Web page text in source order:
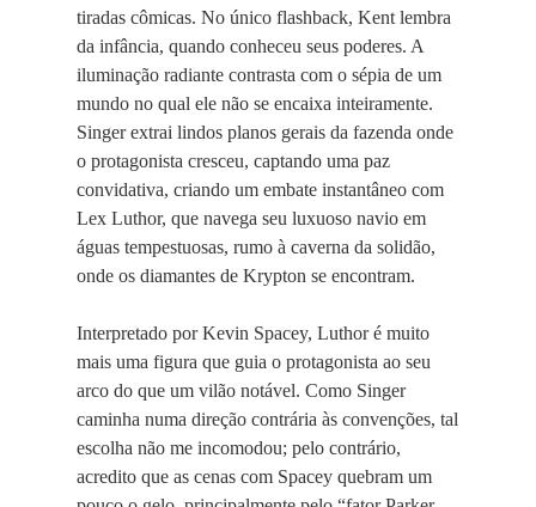
tiradas cômicas. No único flashback, Kent lembra
da infância, quando conheceu seus poderes. A
iluminação radiante contrasta com o sépia de um
mundo no qual ele não se encaixa inteiramente.
Singer extrai lindos planos gerais da fazenda onde
o protagonista cresceu, captando uma paz
convidativa, criando um embate instantâneo com
Lex Luthor, que navega seu luxuoso navio em
águas tempestuosas, rumo à caverna da solidão,
onde os diamantes de Krypton se encontram.
Interpretado por Kevin Spacey, Luthor é muito
mais uma figura que guia o protagonista ao seu
arco do que um vilão notável. Como Singer
caminha numa direção contrária às convenções, tal
escolha não me incomodou; pelo contrário,
acredito que as cenas com Spacey quebram um